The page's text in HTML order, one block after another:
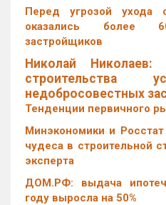
Перед угрозой ухода
оказались более
застройщиков
Николай Николаев:
строительства
недобросовестных
Тенденции первичного
Минэкономики и
чудеса в строительной
эксперта
ДОМ.РФ: выдача
году выросла на 50%